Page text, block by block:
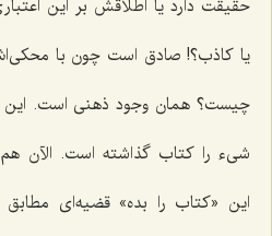
حقیقت دارد یا اطلاقش بر این
یا کاذب؟! صادق است چون با
چیست؟ همان وجود ذهنی است. این
شیء را کتاب گذاشته است. الآن
این «کتاب را بده» قضیه‌ای